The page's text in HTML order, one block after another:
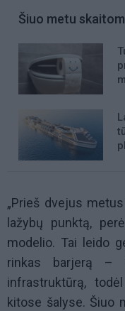
Šiuo metu
„Prieš dvejus
lažybų punktą,
modelio. Tai leido
rinkas barjerą –
infrastruktūrą,
kitose šalyse. Šiuo